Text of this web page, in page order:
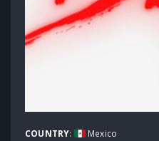
COUNTRY:
Mexico